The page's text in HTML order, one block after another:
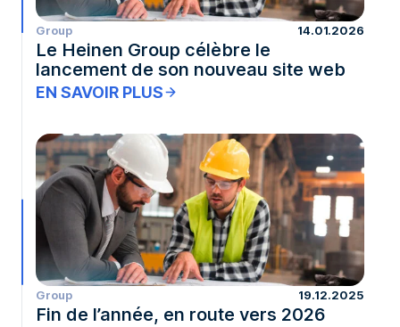
Group 14.01.2026
Le Heinen Group célèbre le
lancement de son nouveau site web
EN SAVOIR PLUS
Group 19.12.2025
Fin de l’année, en route vers 2026